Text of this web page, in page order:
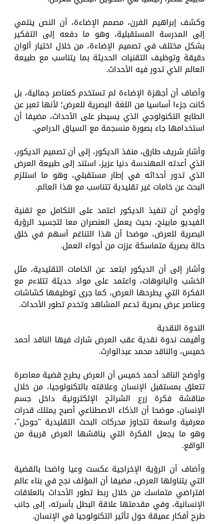
وكشف إبراهيم الفرن، مصمم الإضاءة، أن النص ينتمي
إلى المدرسة المستقبلية، وهو ما دفعه إلى التفكير
بشكل مختلف في تصميم الإضاءة، من خلال اختيار ألوان
دقيقة وتوظيف التقنيات الحديثة بما يتناسب مع طبيعة
العالم الذي تدور فيه الأحداث.
وأضاف أن أجهزة الإضاءة لم تستخدم كعناصر جمالية، بل
كانت جزءا أساسيا من اللغة البصرية للعرض؛ لأنها تعبر عن
الطابع التكنولوجي الذي يسيطر على الأحداث، مضيفا أن
استخدامها جاء بصورة منسجمة مع السياق الدرامي.
وأشار شريف طارق، منفذ الديكور، إلى أن تصميم الديكور،
الذي أعدته المهندسة دنيا عزيز، استند إلى طبيعة العرض
الذي تدور أحداثه في إطار مستقبلي، وهو ما استلزم
البحث عن خامات غير تقليدية تتناسب مع هذا العالم.
وأوضح أن تنفيذ الديكور اعتمد على التكامل مع تقنية
الفيديو مابينج، بحيث يعمل العنصران معا لتجسيد الرؤية
البصرية للعرض، موضحا أن هذا التناغم أسهم في خلق
حالة بصرية متماسكة عززت من أجواء العمل.
وأشار إلى أن الديكور ابتعد عن الخامات التقليدية، مثل
الخشب والبانوهات، واعتمد على مواد حديثة تتلاءم مع
الفكرة التي يطرحها العرض، كما جرى توظيفها كشاشات
وعناصر عرض بصرية تدعم المشاهد وتخدم تطور الأحداث.
الندوة النقدية
وأقيمت ندوة نقدية عقب العرض شارك فيها الناقد أحمد
خميس، والناقد محمد عبدالوارث.
وأوضح الناقد أحمد خميس أن العرض يطرح قضية معاصرة
تتعلق بمستقبل الإنسان وعلاقته بالتكنولوجيا، من خلال
مناقشة فكرة زرع الشرائح الإلكترونية داخل جسم
الإنسان، موضحا أن الذكاء الاصطناعي أصبح يمتلك قدرات
معرفية واسعة تتجاوز محركات البحث التقليدية "جوجل"،
وهو ما يجعل الفكرة التي يناقشها العرض قريبة من
الواقع.
وأضاف أن الرؤية الإخراجية عكست وعيا واضحا بالقضية
التي يتناولها العرض، مضيفا أن المؤلف نجح في بناء عالم
افتراضي متماسك من خلال ربط تطور الأحداث بالعلاقات
الإنسانية، وفي مقدمتها علاقة البطل بأسرته، إلى جانب
طرح أفكار عميقة حول تأثير التكنولوجيا في الإنسان.